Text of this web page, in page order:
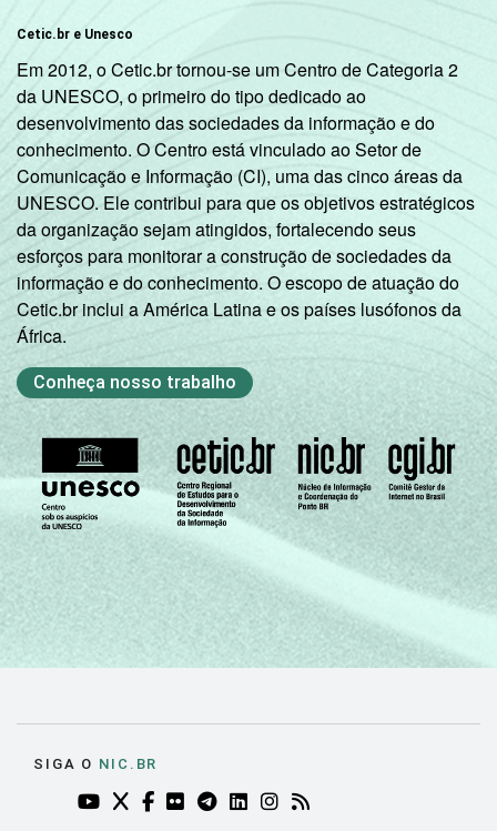
8ª série / 9º
ano do
Ensino
Fundamental
2º ano do
Ensino
Médio
COMPUTADOR
INSTALADO NO
LABORATÓRIO DE
INFORMÁTICA
Tem 3
INTERNET
INSTALADA NO
LABORATÓRIO DE
INFORMÁTICA
Tem 2
Não tem
Base: 1.535 professores. Respostas
estimuladas.
Fonte: NIC.br - set/dez 2010
Cetic.br e Unesco
Em 2012, o Cetic.br tornou-se um Centro de Categoria 2
da UNESCO, o primeiro do tipo dedicado ao
desenvolvimento das sociedades da informação e do
conhecimento. O Centro está vinculado ao Setor de
Comunicação e Informação (CI), uma das cinco áreas da
UNESCO. Ele contribui para que os objetivos estratégicos
da organização sejam atingidos, fortalecendo seus
esforços para monitorar a construção de sociedades da
informação e do conhecimento. O escopo de atuação do
Cetic.br inclui a América Latina e os países lusófonos da
África.
Conheça nosso trabalho
SIGA O NIC.BR
YOUTUBE DO NIC.BR (ABRE EM NOVA ABA)
TWITTER DO NIC.BR (ABRE EM NOVA ABA)
FACEBOOK DO NIC.BR (ABRE EM NOVA
FLICKR DO NIC.BR (ABRE EM NOVA
TELEGRAM DO NIC.BR (ABRE EM
LINKEDIN DO NIC.BR (ABRE
INSTAGRAM DO NIC.BR
RSS DO NIC.BR (ABRE